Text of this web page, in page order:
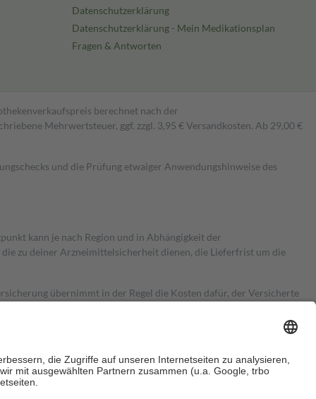
Datenschutzerklärung
Datenschutzerklärung - Mein Medikationsplan
Fragen & Antworten
berechnet nach der
Mehrwertsteuer, ggf. zzgl. 3,95 € Versandkosten. Ab 29,00 €
und die Prüfung etwaiger Anwendungshinweise des
kann je nach Region und in Abhängigkeit der
zu deiner Arzneimittelsicherheit dienen, die Lieferfrist um die
übernimmt in der Regel die Kosten dafür, der Versicherte
Es sind jedoch nie mehr als die tatsächlichen Kosten der Leistung
Zuzahlungen